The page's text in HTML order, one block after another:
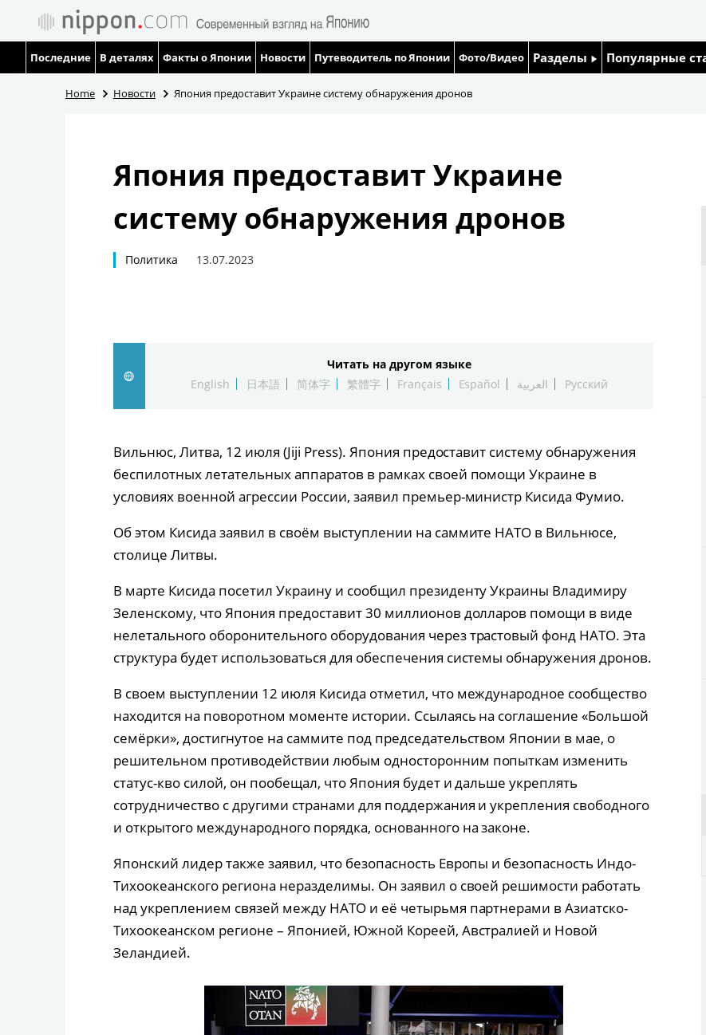
Последние В деталях Факты о Японии Новости Путеводитель по Японии Фото/Видео Разделы
Политика
Экономика
Технологии
От редакции
Популярные
Home Новости Япония предоставит Украине систему обнаружения дронов
Япония предоставит Украине
систему обнаружения дронов
Политика 13.07.2023
Читать на другом языке
English
日本語 简体字 繁體字 Français Español العربية Русский
Вильнюс, Литва, 12 июля (Jiji Press). Япония предоставит систему обнаружения
беспилотных летательных аппаратов в рамках своей помощи Украине в
условиях военной агрессии России, заявил премьер-министр Кисида Фумио.
Об этом Кисида заявил в своём выступлении на саммите НАТО в Вильнюсе,
столице Литвы.
В марте Кисида посетил Украину и сообщил президенту Украины Владимиру
Зеленскому, что Япония предоставит 30 миллионов долларов помощи в виде
нелетального оборонительного оборудования через трастовый фонд НАТО. Эта
структура будет использоваться для обеспечения системы обнаружения дронов.
В своем выступлении 12 июля Кисида отметил, что международное сообщество
находится на поворотном моменте истории. Ссылаясь на соглашение «Большой
семёрки», достигнутое на саммите под председательством Японии в мае, о
решительном противодействии любым односторонним попыткам изменить
статус-кво силой, он пообещал, что Япония будет и дальше укреплять
сотрудничество с другими странами для поддержания и укрепления свободного
и открытого международного порядка, основанного на законе.
Японский лидер также заявил, что безопасность Европы и безопасность Индо-
Тихоокеанского региона неразделимы. Он заявил о своей решимости работать
над укреплением связей между НАТО и её четырьмя партнерами в Азиатско-
Тихоокеанском регионе – Японией, Южной Кореей, Австралией и Новой
Зеландией.